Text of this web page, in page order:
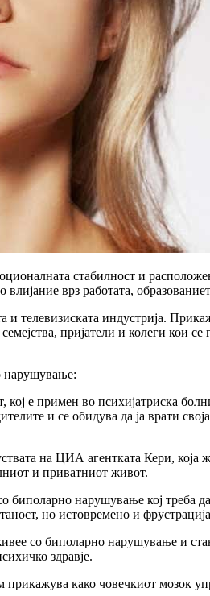
стабилност и
врз работата,
телевизиската индустрија.
пријатели и колеги кои
нарушување:
е примен во психијатриска
и се обидува да ја врати
на ЦИА агентката Кери,
и приватниот живот.
нарушување кој треба
но истовремено и
со биполарно нарушување и
здравје.
како човечкиот мозок